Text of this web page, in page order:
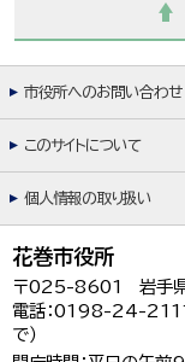
市役所へのお問い合わせ
このサイトについて
個人情報の取り扱い
花巻市役所
〒025-8601 岩手県
電話：0198-24-2111
で）